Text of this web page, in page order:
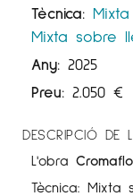
Tècnica:
Mixta sobre
Any: 2025
Preu: 2.050 €
DESCRIPCIÓ DE
L'obra
Tècnica: Mixta